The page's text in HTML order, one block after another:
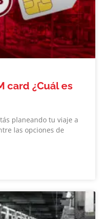
card ¿Cuál es
planeando tu viaje a
las opciones de